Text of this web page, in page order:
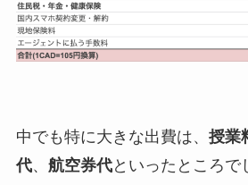
中でも特に大きな出費は、 授業
代、 航空券代といったところで